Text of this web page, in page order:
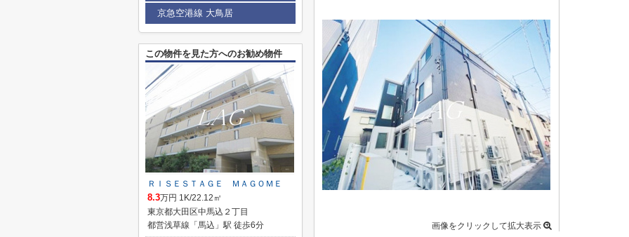
画像をクリックして拡大表示
京急空港線 大鳥居
この物件を見た方へのお勧め物件
ＲＩＳＥＳＴＡＧＥ ＭＡＧＯＭＥ
8.3万円 1K/22.12㎡
東京都大田区中馬込２丁目
都営浅草線「馬込」駅 徒歩6分